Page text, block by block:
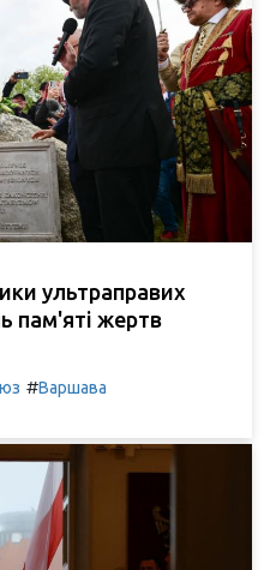
ультраправих
пам'яті жертв
#Варшава